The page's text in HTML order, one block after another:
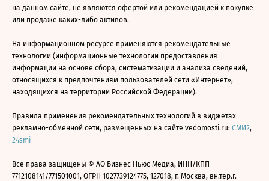
на данном сайте, не являются офертой или рекомендацией к покупке
или продаже каких-либо активов.
На информационном ресурсе применяются рекомендательные
технологии (информационные технологии предоставления
информации на основе сбора, систематизации и анализа сведений,
относящихся к предпочтениям пользователей сети «Интернет»,
находящихся на территории Российской Федерации).
Правила применения рекомендательных технологий в виджетах
рекламно-обменной сети, размещенных на сайте vedomosti.ru: СМИ2,
24smi
Все права защищены © АО Бизнес Ньюс Медиа, ИНН/КПП
7712108141/771501001, ОГРН 1027739124775, 127018, г. Москва, вн.тер.г.